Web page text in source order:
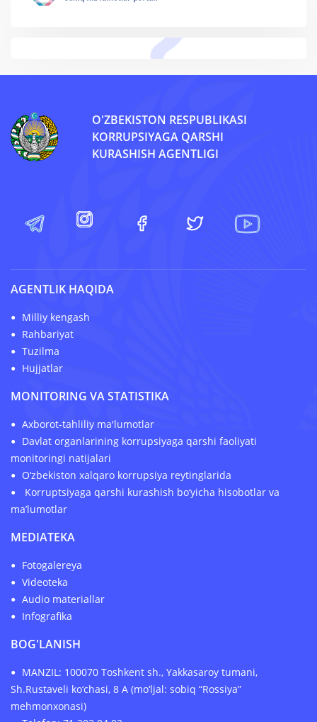
O'ZBEKISTON RESPUBLIKASI
KORRUPSIYAGA QARSHI
KURASHISH AGENTLIGI
AGENTLIK HAQIDA
Milliy kengash
Rahbariyat
Tuzilma
Hujjatlar
MONITORING VA STATISTIKA
Axborot-tahliliy ma'lumotlar
Davlat organlarining korrupsiyaga qarshi faoliyati
monitoringi natijalari
O‘zbekiston xalqaro korrupsiya reytinglarida
Korruptsiyaga qarshi kurashish bo‘yicha hisobotlar va
ma’lumotlar
MEDIATEKA
Fotogalereya
Videoteka
Audio materiallar
Infografika
BOG'LANISH
MANZIL: 100070 Toshkent sh., Yakkasaroy tumani,
Sh.Rustaveli ko‘chasi, 8 A (mo‘ljal: sobiq “Rossiya”
mehmonxonasi)